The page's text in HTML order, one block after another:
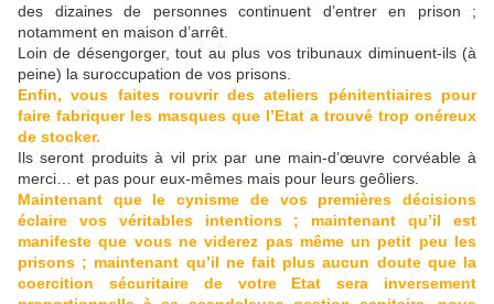
des dizaines de personnes continuent d’entrer en prison ;
notamment en maison d’arrêt.
Loin de désengorger, tout au plus vos tribunaux diminuent-ils (à
peine) la suroccupation de vos prisons.
Enfin, vous faites rouvrir des ateliers pénitentiaires pour
faire fabriquer les masques que l’Etat a trouvé trop onéreux
de stocker.
Ils seront produits à vil prix par une main-d’œuvre corvéable à
merci… et pas pour eux-mêmes mais pour leurs geôliers.
Maintenant que le cynisme de vos premières décisions
éclaire vos véritables intentions ; maintenant qu’il est
manifeste que vous ne viderez pas même un petit peu les
prisons ; maintenant qu’il ne fait plus aucun doute que la
coercition sécuritaire de votre Etat sera inversement